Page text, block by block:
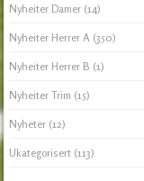
Nyheiter Damer (14)
Nyheiter Herrer A (350)
Nyheiter Herrer B (1)
Nyheiter Trim (15)
Nyheter (12)
Ukategorisert (113)